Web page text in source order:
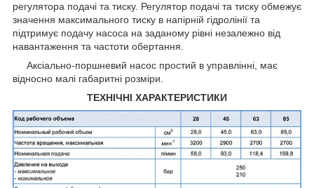
регулятора подачі та тиску. Регулятор подачі та тиску обмежує
значення максимального тиску в напірній гідролінії та
підтримує подачу насоса на заданому рівні незалежно від
навантаження та частоти обертання.
Аксіально-поршневий насос простий в управлінні, має
відносно малі габаритні розміри.
ТЕХНІЧНІ ХАРАКТЕРИСТИКИ